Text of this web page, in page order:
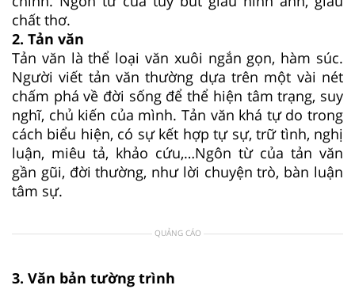
chất thơ.
2. Tản văn
Tản văn là thể loại văn xuôi ngắn gọn, hàm súc.
Người viết tản văn thường dựa trên một vài nét
chấm phá về đời sống để thể hiện tâm trạng, suy
nghĩ, chủ kiến của mình. Tản văn khá tự do trong
cách biểu hiện, có sự kết hợp tự sự, trữ tình, nghị
luận, miêu tả, khảo cứu,…Ngôn từ của tản văn
gần gũi, đời thường, như lời chuyện trò, bàn luận
tâm sự.
QUẢNG CÁO
3. Văn bản tường trình